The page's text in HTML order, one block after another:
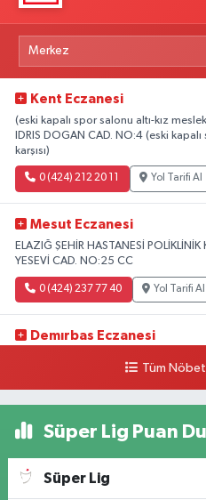
Kent Eczanesi
(eski kapalı spor salonu altı-kız meslek
IDRIS DOGAN CAD. NO:4 (eski
karşısı)
0 (424) 212 20 11 Yol Tarifi Al
Mesut Eczanesi
ELAZIĞ ŞEHİR HASTANESİ
YESEVİ CAD. NO:25 CC
0 (424) 237 77 40 Yol Tarifi Al
Demırbas Eczanesi
Özen Eczanesi
Ataşehir Mah. Malatya Cad. No:105
Tüm
Süper Lig Puan
Süper Lig